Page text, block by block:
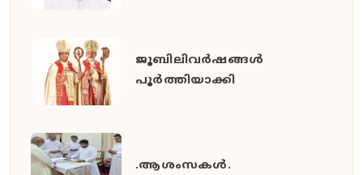
ജൂബിലിവർഷങ്ങൾ
പൂർത്തിയാക്കി
.ആശംസകൾ.